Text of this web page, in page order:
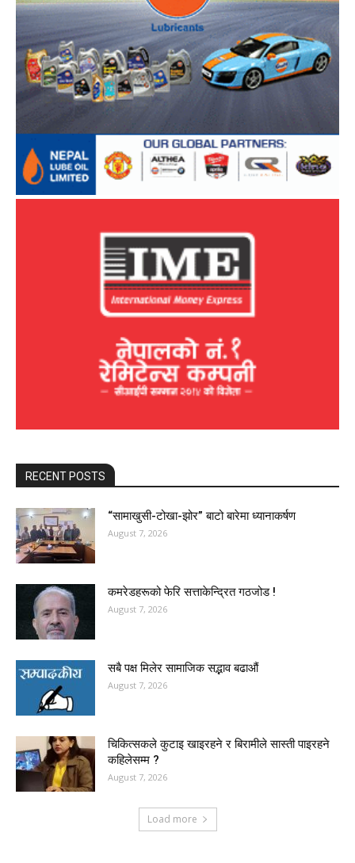
RECENT POSTS
“सामाखुसी-टोखा-झोर” बाटो बारेमा ध्यानाकर्षण
August 7, 2026
कमरेडहरूको फेरि सत्ताकेन्द्रित गठजोड !
August 7, 2026
सबै पक्ष मिलेर सामाजिक सद्भाव बढाऔं
August 7, 2026
चिकित्सकले कुटाइ खाइरहने र बिरामीले सास्ती पाइरहने
कहिलेसम्म ?
August 7, 2026
Load more